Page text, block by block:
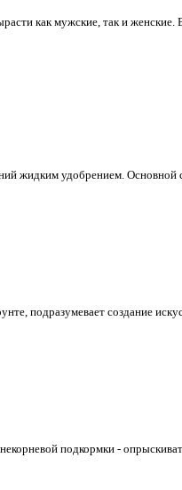
как мужские, так и
жидким удобрением.
подразумевает создание
подкормки -